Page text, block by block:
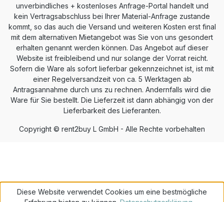
unverbindliches + kostenloses Anfrage-Portal handelt und
kein Vertragsabschluss bei Ihrer Material-Anfrage zustande
kommt, so das auch die Versand und weiteren Kosten erst final
mit dem alternativen Mietangebot was Sie von uns gesondert
erhalten genannt werden können. Das Angebot auf dieser
Website ist freibleibend und nur solange der Vorrat reicht.
Sofern die Ware als sofort lieferbar gekennzeichnet ist, ist mit
einer Regelversandzeit von ca. 5 Werktagen ab
Antragsannahme durch uns zu rechnen. Andernfalls wird die
Ware für Sie bestellt. Die Lieferzeit ist dann abhängig von der
Lieferbarkeit des Lieferanten.
Copyright © rent2buy L GmbH - Alle Rechte vorbehalten
Diese Website verwendet Cookies um eine bestmögliche